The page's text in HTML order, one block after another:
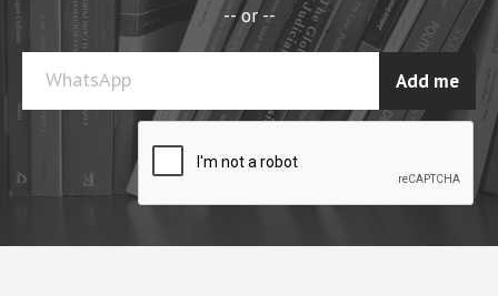
-- or --
WhatsApp Add me